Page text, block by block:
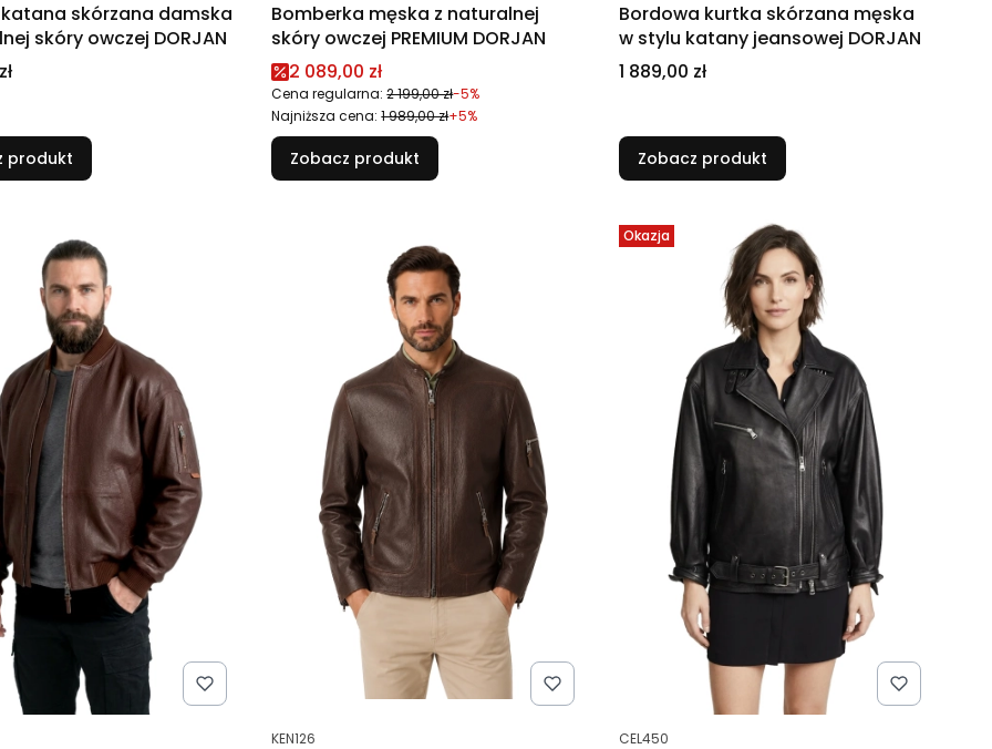
katana skórzana damska
skóry owczej DORJAN
produkt
Bomberka męska z naturalnej
skóry owczej PREMIUM DORJAN
Cena promocyjna
2 089,00 zł
Cena regularna: 2 199,00 zł-5%
Najniższa cena: 1 989,00 zł+5%
Zobacz produkt
Bordowa kurtka skórzana męska
w stylu katany jeansowej DORJAN
Cena
1 889,00 zł
Zobacz produkt
Kod produktu
KEN126
Okazja
Kod produktu
CEL450